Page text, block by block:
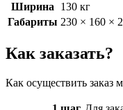
Ширина
130 кг
Габариты 230 × 160 ×
Как заказать?
Как осуществить заказ